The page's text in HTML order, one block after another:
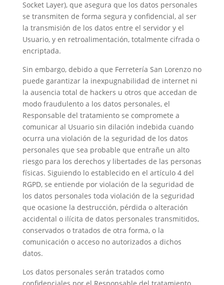
Socket Layer), que asegura que los datos personales
se transmiten de forma segura y confidencial, al ser
la transmisión de los datos entre el servidor y el
Usuario, y en retroalimentación, totalmente cifrada o
encriptada.
Sin embargo, debido a que Ferretería San Lorenzo no
puede garantizar la inexpugnabilidad de internet ni
la ausencia total de hackers u otros que accedan de
modo fraudulento a los datos personales, el
Responsable del tratamiento se compromete a
comunicar al Usuario sin dilación indebida cuando
ocurra una violación de la seguridad de los datos
personales que sea probable que entrañe un alto
riesgo para los derechos y libertades de las personas
físicas. Siguiendo lo establecido en el artículo 4 del
RGPD, se entiende por violación de la seguridad de
los datos personales toda violación de la seguridad
que ocasione la destrucción, pérdida o alteración
accidental o ilícita de datos personales transmitidos,
conservados o tratados de otra forma, o la
comunicación o acceso no autorizados a dichos
datos.
Los datos personales serán tratados como